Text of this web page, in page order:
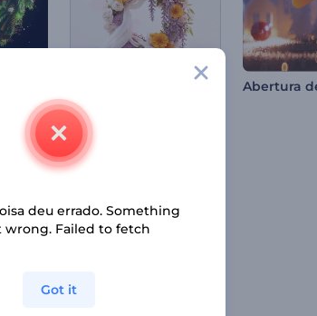
Revelação de Logo Museu de Arte
deu errado. Something
wrong. Failed to fetch
Got it